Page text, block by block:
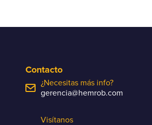
Contacto
¿Necesitas más info?
gerencia@hemrob.com
Visítanos